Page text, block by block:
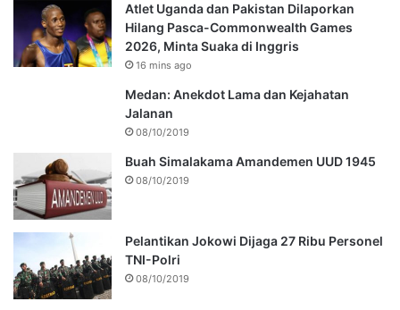
Atlet Uganda dan Pakistan Dilaporkan
Hilang Pasca-Commonwealth Games
2026, Minta Suaka di Inggris
16 mins ago
Medan: Anekdot Lama dan Kejahatan
Jalanan
08/10/2019
Buah Simalakama Amandemen UUD 1945
08/10/2019
Pelantikan Jokowi Dijaga 27 Ribu Personel
TNI-Polri
08/10/2019